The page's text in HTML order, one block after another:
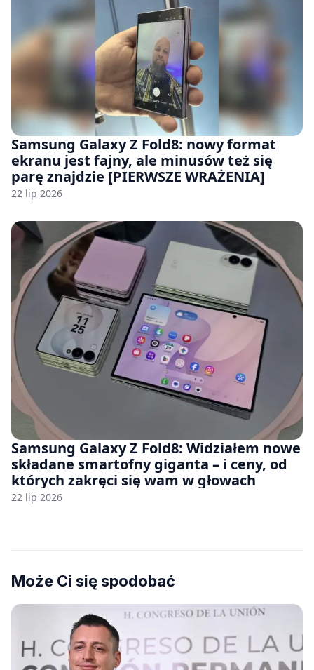
Samsung Galaxy Z Fold8: nowy format
ekranu jest fajny, ale minusów też się
parę znajdzie [PIERWSZE WRAŻENIA]
22 lip 2026
Samsung Galaxy Z Fold8: Widziałem nowe
składane smartofny giganta – i ceny, od
których zakręci się wam w głowach
22 lip 2026
Może Ci się spodobać